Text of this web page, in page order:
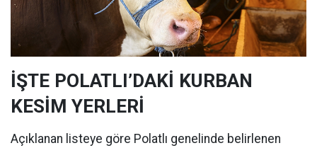
İŞTE POLATLI’DAKİ KURBAN
KESİM YERLERİ
Açıklanan listeye göre Polatlı genelinde belirlenen